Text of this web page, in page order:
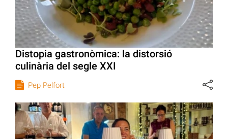
Distopia gastronòmica: la distorsió
culinària del segle XXI
Pep Pelfort